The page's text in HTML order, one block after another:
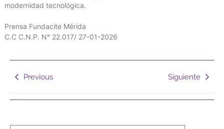
modernidad tecnológica.
‎Prensa Fundacite Mérida
‎C.C C.N.P. N° 22.017/ 27-01-2026
Previous Siguiente